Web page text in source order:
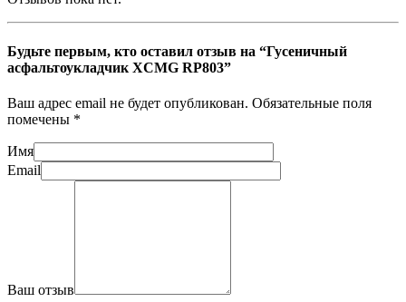
Будьте первым, кто оставил отзыв на “Гусеничный
асфальтоукладчик XCMG RP803”
Ваш адрес email не будет опубликован. Обязательные поля
помечены *
Имя
Email
Ваш отзыв